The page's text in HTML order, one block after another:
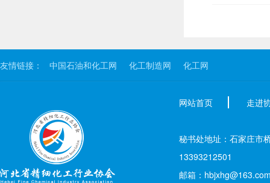
友情链接： 中国石油和化工网 化工制造网 化工网
网站首页 走进
秘书处地址：石家庄市
13393212501
邮箱：